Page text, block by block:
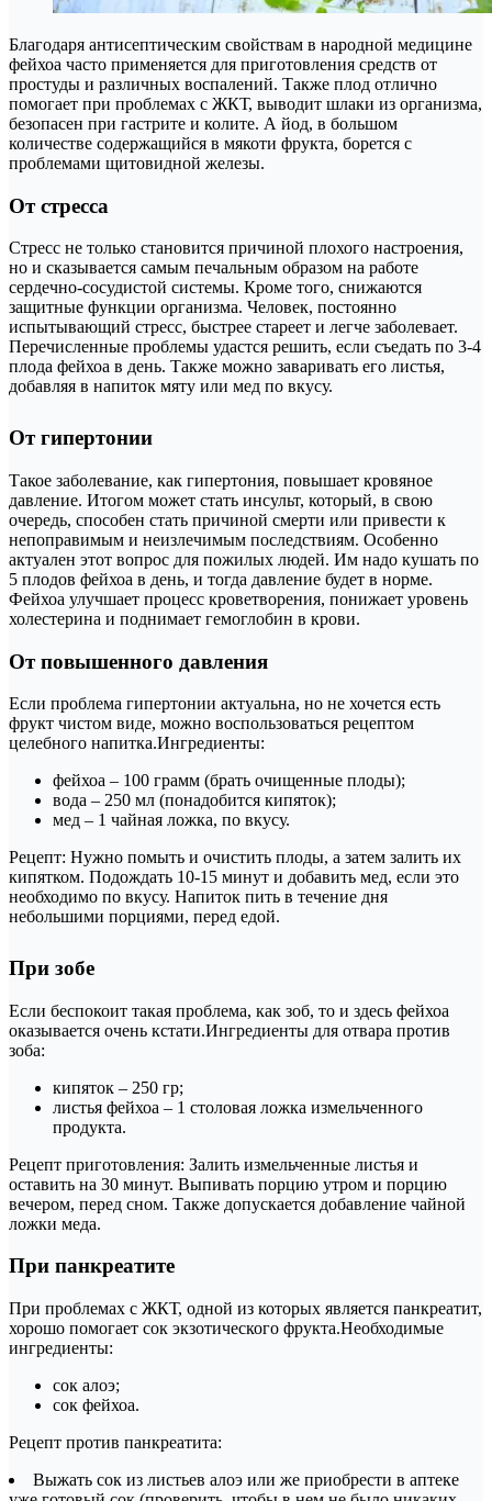
Благодаря антисептическим свойствам в народной медицине
фейхоа часто применяется для приготовления средств от
простуды и различных воспалений. Также плод отлично
помогает при проблемах с ЖКТ, выводит шлаки из организма,
безопасен при гастрите и колите. А йод, в большом
количестве содержащийся в мякоти фрукта, борется с
проблемами щитовидной железы.
От стресса
Стресс не только становится причиной плохого настроения,
но и сказывается самым печальным образом на работе
сердечно-сосудистой системы. Кроме того, снижаются
защитные функции организма. Человек, постоянно
испытывающий стресс, быстрее стареет и легче заболевает.
Перечисленные проблемы удастся решить, если съедать по 3-4
плода фейхоа в день. Также можно заваривать его листья,
добавляя в напиток мяту или мед по вкусу.
От гипертонии
Такое заболевание, как гипертония, повышает кровяное
давление. Итогом может стать инсульт, который, в свою
очередь, способен стать причиной смерти или привести к
непоправимым и неизлечимым последствиям. Особенно
актуален этот вопрос для пожилых людей. Им надо кушать по
5 плодов фейхоа в день, и тогда давление будет в норме.
Фейхоа улучшает процесс кроветворения, понижает уровень
холестерина и поднимает гемоглобин в крови.
От повышенного давления
Если проблема гипертонии актуальна, но не хочется есть
фрукт чистом виде, можно воспользоваться рецептом
целебного напитка.Ингредиенты:
фейхоа – 100 грамм (брать очищенные плоды);
вода – 250 мл (понадобится кипяток);
мед – 1 чайная ложка, по вкусу.
Рецепт: Нужно помыть и очистить плоды, а затем залить их
кипятком. Подождать 10-15 минут и добавить мед, если это
необходимо по вкусу. Напиток пить в течение дня
небольшими порциями, перед едой.
При зобе
Если беспокоит такая проблема, как зоб, то и здесь фейхоа
оказывается очень кстати.Ингредиенты для отвара против
зоба:
кипяток – 250 гр;
листья фейхоа – 1 столовая ложка измельченного
продукта.
Рецепт приготовления: Залить измельченные листья и
оставить на 30 минут. Выпивать порцию утром и порцию
вечером, перед сном. Также допускается добавление чайной
ложки меда.
При панкреатите
При проблемах с ЖКТ, одной из которых является панкреатит,
хорошо помогает сок экзотического фрукта.Необходимые
ингредиенты:
сок алоэ;
сок фейхоа.
Рецепт против панкреатита:
Выжать сок из листьев алоэ или же приобрести в аптеке